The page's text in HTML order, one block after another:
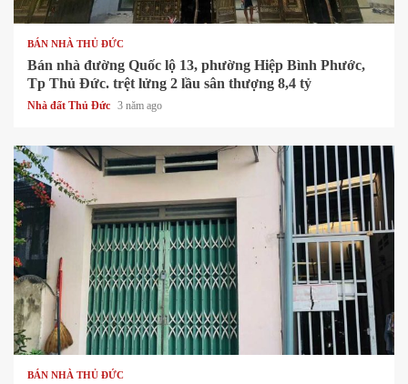
BÁN NHÀ THỦ ĐỨC
Bán nhà đường Quốc lộ 13, phường Hiệp Bình Phước,
Tp Thủ Đức. trệt lửng 2 lầu sân thượng 8,4 tỷ
Nhà đất Thủ Đức 3 năm ago
1 min read
BÁN NHÀ THỦ ĐỨC